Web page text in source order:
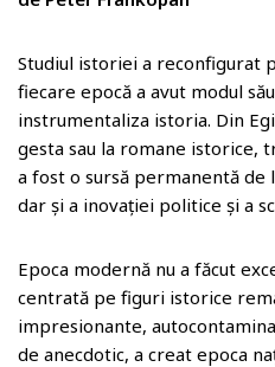
A
p
p
b
o
o
k
e
dI
n
r e
a
r
o
o
Studiul istoriei a reconfigurat
fiecare epocă a avut modul
instrumentaliza istoria. Din
gesta sau la romane istorice,
a fost o sursă permanentă
dar și a inovației politice și a
Epoca modernă nu a făcut
centrată pe figuri istorice
impresionante,
de anecdotic, a creat epoca